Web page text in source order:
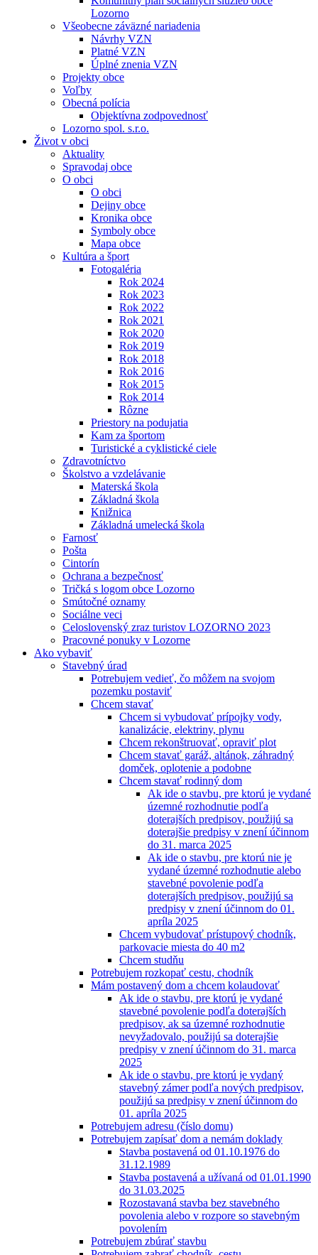
Lozorno
Všeobecne záväzné nariadenia
Návrhy VZN
Platné VZN
Úplné znenia VZN
Projekty obce
Voľby
Obecná polícia
Objektívna zodpovednosť
Lozorno spol. s.r.o.
Život v obci
Aktuality
Spravodaj obce
O obci
O obci
Dejiny obce
Kronika obce
Symboly obce
Mapa obce
Kultúra a šport
Fotogaléria
Rok 2024
Rok 2023
Rok 2022
Rok 2021
Rok 2020
Rok 2019
Rok 2018
Rok 2016
Rok 2015
Rok 2014
Rôzne
Priestory na podujatia
Kam za športom
Turistické a cyklistické ciele
Zdravotníctvo
Školstvo a vzdelávanie
Materská škola
Základná škola
Knižnica
Základná umelecká škola
Farnosť
Pošta
Cintorín
Ochrana a bezpečnosť
Tričká s logom obce Lozorno
Smútočné oznamy
Sociálne veci
Celoslovenský zraz turistov LOZORNO 2023
Pracovné ponuky v Lozorne
Ako vybaviť
Stavebný úrad
Potrebujem vedieť, čo môžem na svojom
pozemku postaviť
Chcem stavať
Chcem si vybudovať prípojky vody,
kanalizácie, elektriny, plynu
Chcem rekonštruovať, opraviť plot
Chcem stavať garáž, altánok, záhradný
domček, oplotenie a podobne
Chcem stavať rodinný dom
Ak ide o stavbu, pre ktorú je vydané
územné rozhodnutie podľa
doterajších predpisov, použijú sa
doterajšie predpisy v znení účinnom
do 31. marca 2025
Ak ide o stavbu, pre ktorú nie je
vydané územné rozhodnutie alebo
stavebné povolenie podľa
doterajších predpisov, použijú sa
predpisy v znení účinnom do 01.
apríla 2025
Chcem vybudovať prístupový chodník,
parkovacie miesta do 40 m2
Chcem studňu
Potrebujem rozkopať cestu, chodník
Mám postavený dom a chcem kolaudovať
Ak ide o stavbu, pre ktorú je vydané
stavebné povolenie podľa doterajších
predpisov, ak sa územné rozhodnutie
nevyžadovalo, použijú sa doterajšie
predpisy v znení účinnom do 31. marca
2025
Ak ide o stavbu, pre ktorú je vydaný
stavebný zámer podľa nových predpisov,
použijú sa predpisy v znení účinnom do
01. apríla 2025
Potrebujem adresu (číslo domu)
Potrebujem zapísať dom a nemám doklady
Stavba postavená od 01.10.1976 do
31.12.1989
Stavba postavená a užívaná od 01.01.1990
do 31.03.2025
Rozostavaná stavba bez stavebného
povolenia alebo v rozpore so stavebným
povolením
Potrebujem zbúrať stavbu